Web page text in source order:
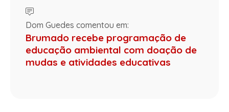
Dom Guedes comentou em:
Brumado recebe programação de
educação ambiental com doação de
mudas e atividades educativas